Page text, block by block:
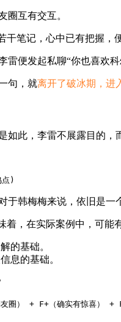
圈互有交互。
笔记，心中已有把握，
便发起私聊“你也喜欢科
句，就离开了破冰期，进
如此，李雷不展露目的
)
韩梅梅来说，依旧是一
，在实际案例中，可能
的基础。
息的基础。
圈） + F+（确实有惊喜） + F